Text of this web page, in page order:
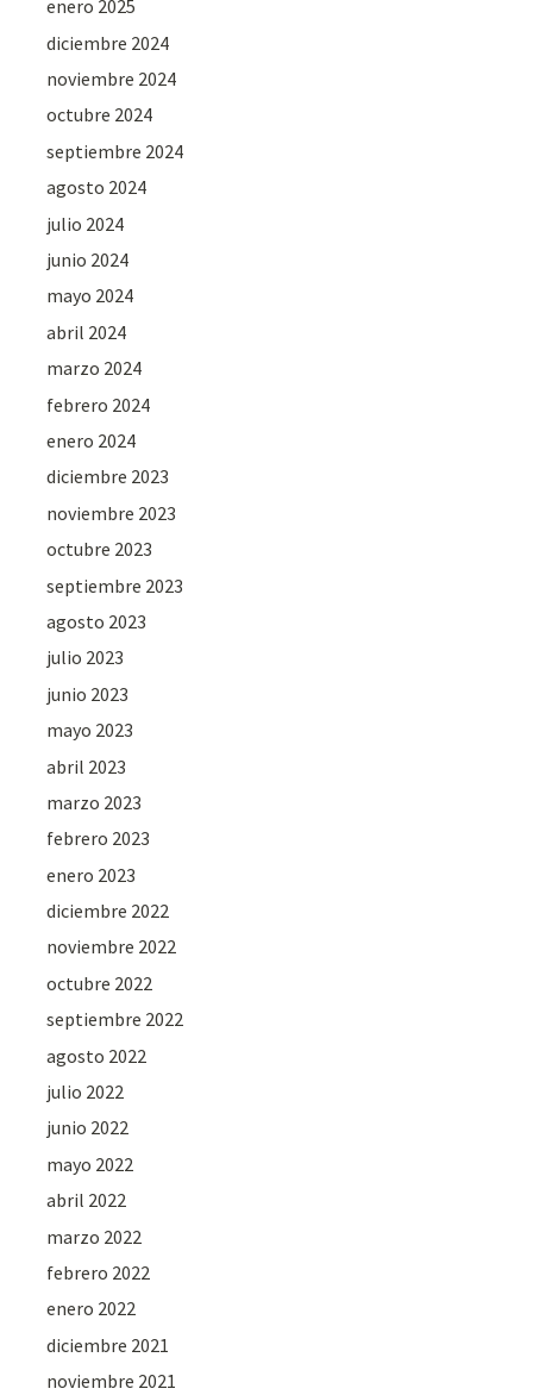
enero 2025
diciembre 2024
noviembre 2024
octubre 2024
septiembre 2024
agosto 2024
julio 2024
junio 2024
mayo 2024
abril 2024
marzo 2024
febrero 2024
enero 2024
diciembre 2023
noviembre 2023
octubre 2023
septiembre 2023
agosto 2023
julio 2023
junio 2023
mayo 2023
abril 2023
marzo 2023
febrero 2023
enero 2023
diciembre 2022
noviembre 2022
octubre 2022
septiembre 2022
agosto 2022
julio 2022
junio 2022
mayo 2022
abril 2022
marzo 2022
febrero 2022
enero 2022
diciembre 2021
noviembre 2021